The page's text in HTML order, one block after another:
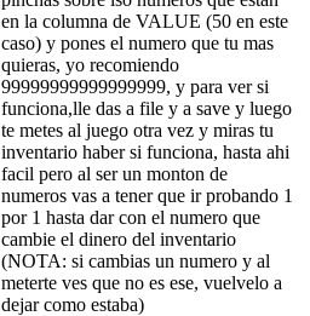
en la columna de VALUE (50 en este
caso) y pones el numero que tu mas
quieras, yo recomiendo
99999999999999999, y para ver si
funciona,lle das a file y a save y luego
te metes al juego otra vez y miras tu
inventario haber si funciona, hasta ahi
facil pero al ser un monton de
numeros vas a tener que ir probando 1
por 1 hasta dar con el numero que
cambie el dinero del inventario
(NOTA: si cambias un numero y al
meterte ves que no es ese, vuelvelo a
dejar como estaba)